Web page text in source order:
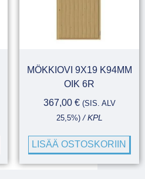
MÖKKIOVI 9X19 K94MM
OIK 6R
367,00 € (SIS. ALV
25,5%)/ KPL
LISÄÄ OSTOSKORIIN